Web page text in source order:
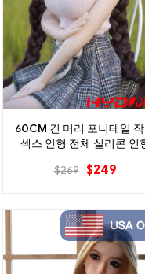
60CM 긴 머리 포니테일
섹스 인형 전체 실리콘 인
$269 $249